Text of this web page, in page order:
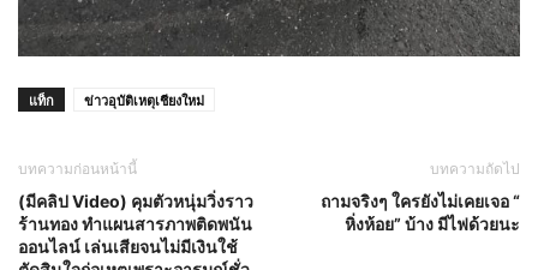
แท็ก ข่าวอุบัติเหตุเชียงใหม่
บทความก่อนหน้านี้
(มีคลิป Video) คุมตัวหนุ่มวิ่งราว
ร้านทอง ทำแผนสารภาพติดพนัน
ออนไลน์ เล่นเสียจนไม่มีเงินใช้
บทความถัดไป
ถามจริงๆ ใครยังไม่เคยเจอ “
หิ่งห้อย” บ้าง มีไฟด้วยนะ